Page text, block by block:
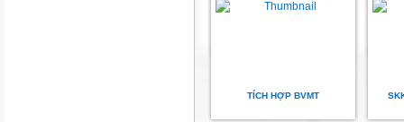
Tan chậm
Không tan
TÍCH HỢP BVMT